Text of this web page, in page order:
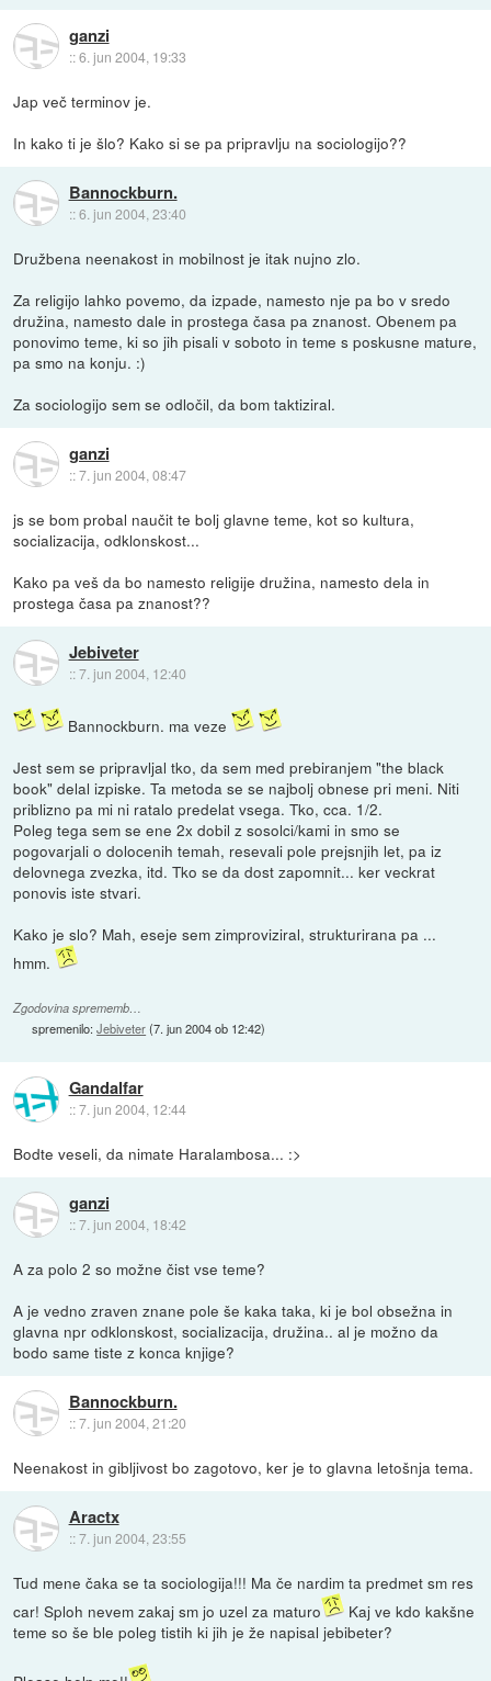
ganzi
::6. jun 2004, 19:33
Jap več terminov je.
In kako ti je šlo? Kako si se pa pripravlju na sociologijo??
Bannockburn.
::6. jun 2004, 23:40
Družbena neenakost in mobilnost je itak nujno zlo.
Za religijo lahko povemo, da izpade, namesto nje pa bo v sredo
družina, namesto dale in prostega časa pa znanost. Obenem pa
ponovimo teme, ki so jih pisali v soboto in teme s poskusne mature,
pa smo na konju. :)
Za sociologijo sem se odločil, da bom taktiziral.
ganzi
::7. jun 2004, 08:47
js se bom probal naučit te bolj glavne teme, kot so kultura,
socializacija, odklonskost...
Kako pa veš da bo namesto religije družina, namesto dela in
prostega časa pa znanost??
Jebiveter
::7. jun 2004, 12:40
Bannockburn. ma veze
Jest sem se pripravljal tko, da sem med prebiranjem "the black
book" delal izpiske. Ta metoda se se najbolj obnese pri meni. Niti
priblizno pa mi ni ratalo predelat vsega. Tko, cca. 1/2.
Poleg tega sem se ene 2x dobil z sosolci/kami in smo se
pogovarjali o dolocenih temah, resevali pole prejsnjih let, pa iz
delovnega zvezka, itd. Tko se da dost zapomnit... ker veckrat
ponovis iste stvari.
Kako je slo? Mah, eseje sem zimproviziral, strukturirana pa ...
hmm.
Zgodovina sprememb…
spremenilo:Jebiveter(7. jun 2004 ob 12:42)
Gandalfar
::7. jun 2004, 12:44
Bodte veseli, da nimate Haralambosa... :>
ganzi
::7. jun 2004, 18:42
A za polo 2 so možne čist vse teme?
A je vedno zraven znane pole še kaka taka, ki je bol obsežna in
glavna npr odklonskost, socializacija, družina.. al je možno da
bodo same tiste z konca knjige?
Bannockburn.
::7. jun 2004, 21:20
Neenakost in gibljivost bo zagotovo, ker je to glavna letošnja tema.
Aractx
::7. jun 2004, 23:55
Tud mene čaka se ta sociologija!!! Ma če nardim ta predmet sm res
car! Sploh nevem zakaj sm jo uzel za maturo
Kaj ve kdo kakšne
teme so še ble poleg tistih ki jih je že napisal jebibeter?